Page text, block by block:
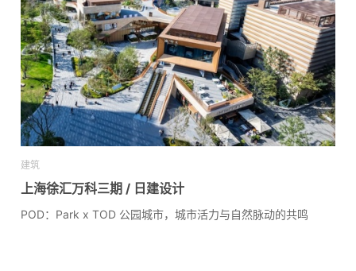
建筑
上海徐汇万科三期 / 日建设计
POD：Park x TOD 公园城市，城市活力与自然脉动的共鸣